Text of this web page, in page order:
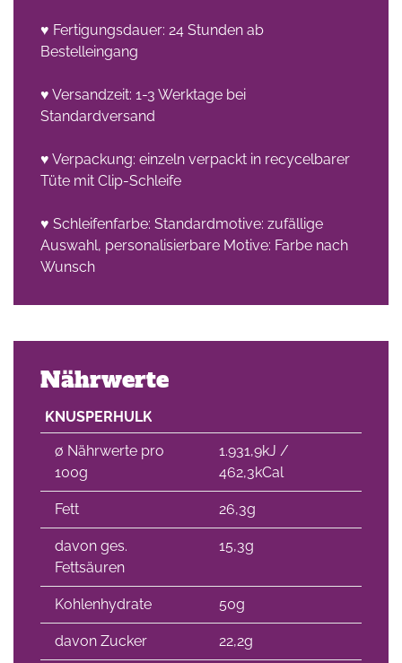
♥ Fertigungsdauer: 24 Stunden ab
Bestelleingang
♥ Versandzeit: 1-3 Werktage bei
Standardversand
♥ Verpackung: einzeln verpackt in recycelbarer
Tüte mit Clip-Schleife
♥ Schleifenfarbe: Standardmotive: zufällige
Auswahl, personalisierbare Motive: Farbe nach
Wunsch
Nährwerte
KNUSPERHULK
∅ Nährwerte pro
100g
1.931,9kJ /
462,3kCal
Fett 26,3g
davon ges.
Fettsäuren
15,3g
Kohlenhydrate 50g
davon Zucker 22,2g